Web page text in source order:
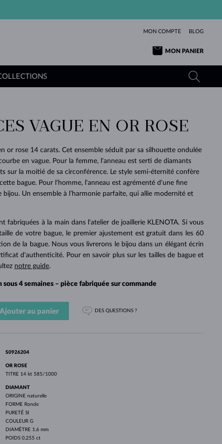
MON COMPTE BLOG
MON PANIER
DE SES
L'AMOUR
DÉCOUVRIR
OR JAUNE
OR ROSE
BEAUTÉ
TANZANITES
TOPAZES
TOURMALINES
MOLDAVITES
POUR BÉBÉS
OR BLANC
PLUS
TOURMALINES
MOLDAVITES
MINÉRAUX
PENDENTIFS EN PERLES
OR BLANC
OR ROSE
PENDENTIFS
INTEMPORELS
DES
PERLES
SAPHIRS
ÉMERAUDES
MOLDAVITES
MINÉRAUX
MARIAGE
OR BLANC
AUTHENTIQUES
BEAUTÉ
DÉCOUVRIR
EXCEPTIONNELLES
VAGUE EN OR ROSE
or rose 14 carats. Cet ensemble séduit par sa silhouette ondulée
en vague. Pour la femme, l'anneau est serti de diamants
sur la moitié de sa circonférence. Le style semi-éternité confère
bague. Pour l'homme, l'anneau est agrémenté d'une fine
bijou. Un ensemble à l’harmonie parfaite, qui allie modernité et
fabriquées à la main dans l'atelier de joaillerie KLENOTA. Si vous
de votre bague, le premier ajustement est gratuit dans les 60
de la bague. Nous vous livrerons le bijou dans un élégant écrin
d'authenticité. Pour en savoir plus sur les tailles de bague et
notre guide.
sous 4 semaines – pièce fabriquée sur commande
Ajouter au panier DES QUESTIONS ?
S0926204
OR ROSE
TITRE 14 kt 585/1000
DIAMANT
ORIGINE naturelle
FORME Ronde
PURETÉ SI
COULEUR G
DIAMÈTRE 1.6 mm
POIDS 0.255 ct